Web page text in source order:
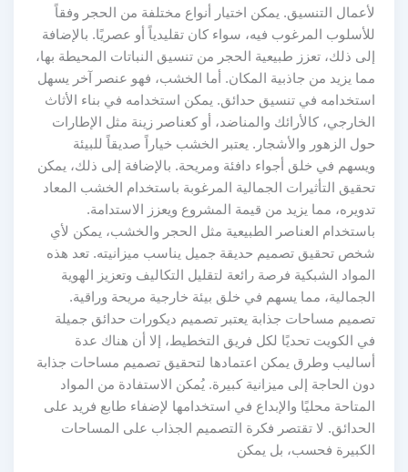
لأعمال التنسيق. يمكن اختيار أنواع مختلفة من الحجر وفقاً
للأسلوب المرغوب فيه، سواء كان تقليدياً أو عصريًا. بالإضافة
إلى ذلك، تعزز طبيعية الحجر من تنسيق النباتات المحيطة بها،
مما يزيد من جاذبية المكان. أما الخشب، فهو عنصر آخر يسهل
استخدامه في تنسيق حدائق. يمكن استخدامه في بناء الأثاث
الخارجي، كالأرائك والمناضد، أو كعناصر زينة مثل الإطارات
حول الزهور والأشجار. يعتبر الخشب خياراً صديقاً للبيئة
ويسهم في خلق أجواء دافئة ومريحة. بالإضافة إلى ذلك، يمكن
تحقيق التأثيرات الجمالية المرغوبة باستخدام الخشب المعاد
تدويره، مما يزيد من قيمة المشروع ويعزز الاستدامة.
باستخدام العناصر الطبيعية مثل الحجر والخشب، يمكن لأي
شخص تحقيق تصميم حديقة جميل يناسب ميزانيته. تعد هذه
المواد الشبكية فرصة رائعة لتقليل التكاليف وتعزيز الهوية
الجمالية، مما يسهم في خلق بيئة خارجية مريحة وراقية.
تصميم مساحات جذابة يعتبر تصميم ديكورات حدائق جميلة
في الكويت تحديًا لكل فريق التخطيط، إلا أن هناك عدة
أساليب وطرق يمكن اعتمادها لتحقيق تصميم مساحات جذابة
دون الحاجة إلى ميزانية كبيرة. يُمكن الاستفادة من المواد
المتاحة محليًا والإبداع في استخدامها لإضفاء طابع فريد على
الحدائق. لا تقتصر فكرة التصميم الجذاب على المساحات
الكبيرة فحسب، بل يمكن